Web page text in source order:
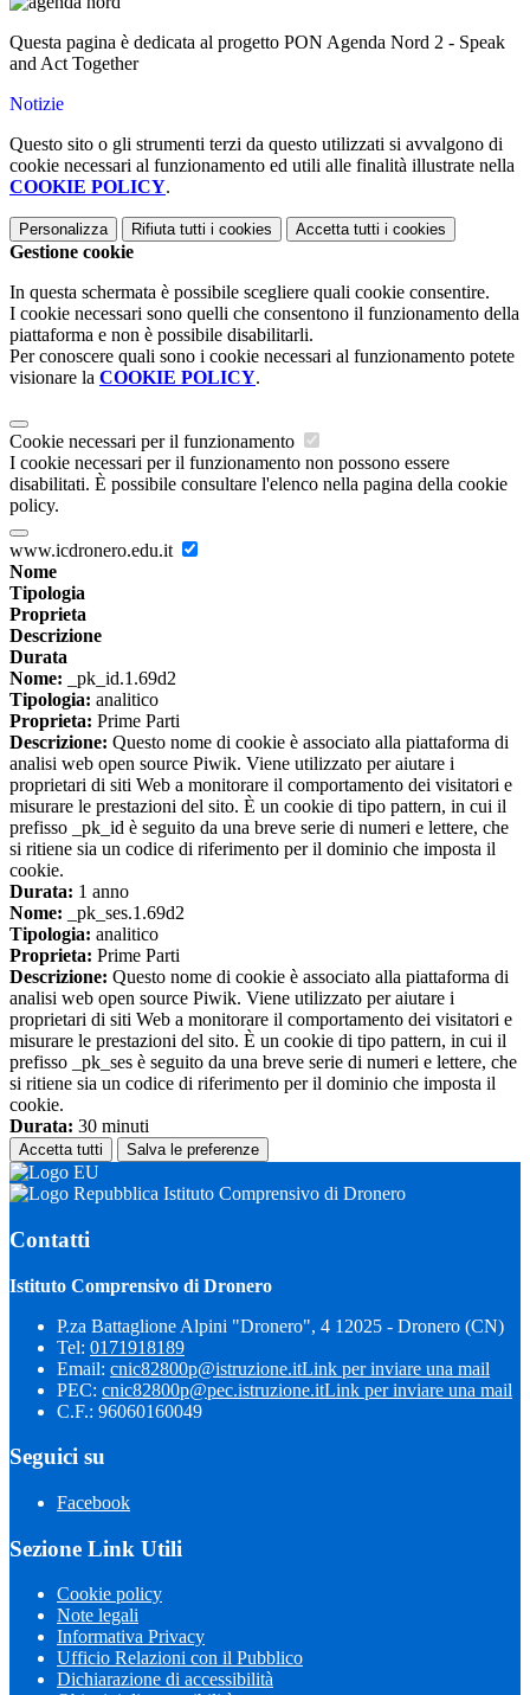
Questa pagina è dedicata al progetto PON Agenda Nord 2 - Speak
and Act Together
Notizie
Questo sito o gli strumenti terzi da questo utilizzati si avvalgono di
cookie necessari al funzionamento ed utili alle finalità illustrate nella
COOKIE POLICY.
Personalizza Rifiuta tutti i cookies Accetta tutti i cookies
Gestione cookie
In questa schermata è possibile scegliere quali cookie consentire.
I cookie necessari sono quelli che consentono il funzionamento della
piattaforma e non è possibile disabilitarli.
Per conoscere quali sono i cookie necessari al funzionamento potete
visionare la COOKIE POLICY.
Cookie necessari per il funzionamento
I cookie necessari per il funzionamento non possono essere
disabilitati. È possibile consultare l'elenco nella pagina della cookie
policy.
www.icdronero.edu.it
Nome
Tipologia
Proprieta
Descrizione
Durata
Nome: _pk_id.1.69d2
Tipologia: analitico
Proprieta: Prime Parti
Descrizione: Questo nome di cookie è associato alla piattaforma di
analisi web open source Piwik. Viene utilizzato per aiutare i
proprietari di siti Web a monitorare il comportamento dei visitatori e
misurare le prestazioni del sito. È un cookie di tipo pattern, in cui il
prefisso _pk_id è seguito da una breve serie di numeri e lettere, che
si ritiene sia un codice di riferimento per il dominio che imposta il
cookie.
Durata: 1 anno
Nome: _pk_ses.1.69d2
Tipologia: analitico
Proprieta: Prime Parti
Descrizione: Questo nome di cookie è associato alla piattaforma di
analisi web open source Piwik. Viene utilizzato per aiutare i
proprietari di siti Web a monitorare il comportamento dei visitatori e
misurare le prestazioni del sito. È un cookie di tipo pattern, in cui il
prefisso _pk_ses è seguito da una breve serie di numeri e lettere, che
si ritiene sia un codice di riferimento per il dominio che imposta il
cookie.
Durata: 30 minuti
Accetta tutti Salva le preferenze
Istituto Comprensivo di Dronero
Contatti
Istituto Comprensivo di Dronero
P.za Battaglione Alpini "Dronero", 4 12025 - Dronero (CN)
Tel: 0171918189
Email: cnic82800p@istruzione.itLink per inviare una mail
PEC: cnic82800p@pec.istruzione.itLink per inviare una mail
C.F.: 96060160049
Seguici su
Facebook
Sezione Link Utili
Cookie policy
Note legali
Informativa Privacy
Ufficio Relazioni con il Pubblico
Dichiarazione di accessibilità